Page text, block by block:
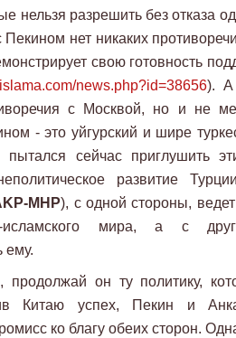
нельзя разрешить без отказа
нет никаких
свою готовность
news.php?id=38656). А
с Москвой, но и не
- это уйгурский и шире
сейчас приглушить
развитие
MHP), с одной стороны,
исламского мира, а с
ему.
продолжай он ту политику,
Китаю успех, Пекин и
ко благу обеих сторон.